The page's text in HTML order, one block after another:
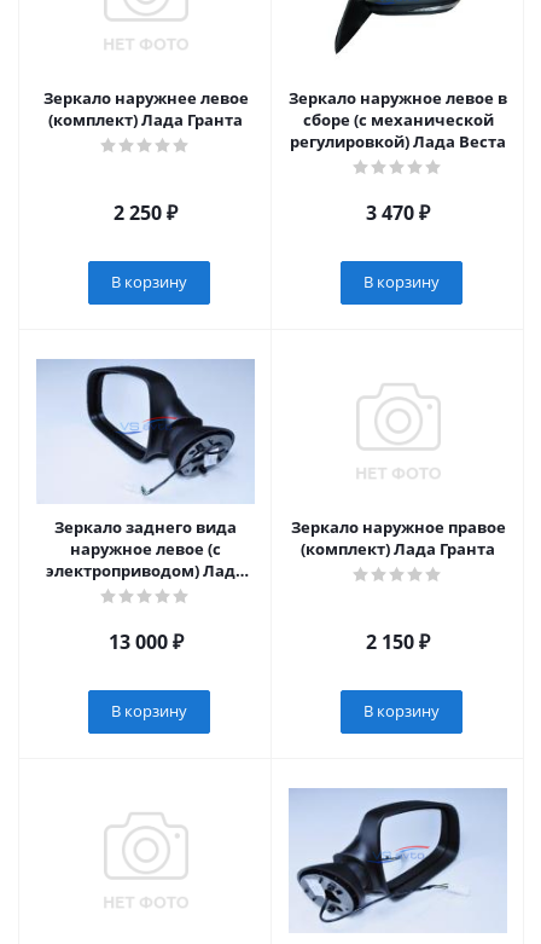
Зеркало наружнее левое
(комплект) Лада Гранта
2 250₽
В корзину
Зеркало наружное левое в
сборе (с механической
регулировкой) Лада Веста
3 470₽
В корзину
Зеркало заднего вида
наружное левое (с
электроприводом) Лада
Ларгус
13 000₽
В корзину
Зеркало наружное правое
(комплект) Лада Гранта
2 150₽
В корзину